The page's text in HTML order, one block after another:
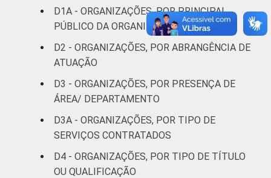
Desenvolvimento
e defesa de
direitos
58 41
Religião 68
assistência
social
58
Outros
D1A - ORGANIZAÇÕES, POR PRINCIPAL
PÚBLICO DA ORGANIZAÇÃO
D2 - ORGANIZAÇÕES, POR ABRANGÊNCIA DE
ATUAÇÃO
D3 - ORGANIZAÇÕES, POR PRESENÇA DE
ÁREA/ DEPARTAMENTO
D3A - ORGANIZAÇÕES, POR TIPO DE
SERVIÇOS CONTRATADOS
D4 - ORGANIZAÇÕES, POR TIPO DE TÍTULO
OU QUALIFICAÇÃO